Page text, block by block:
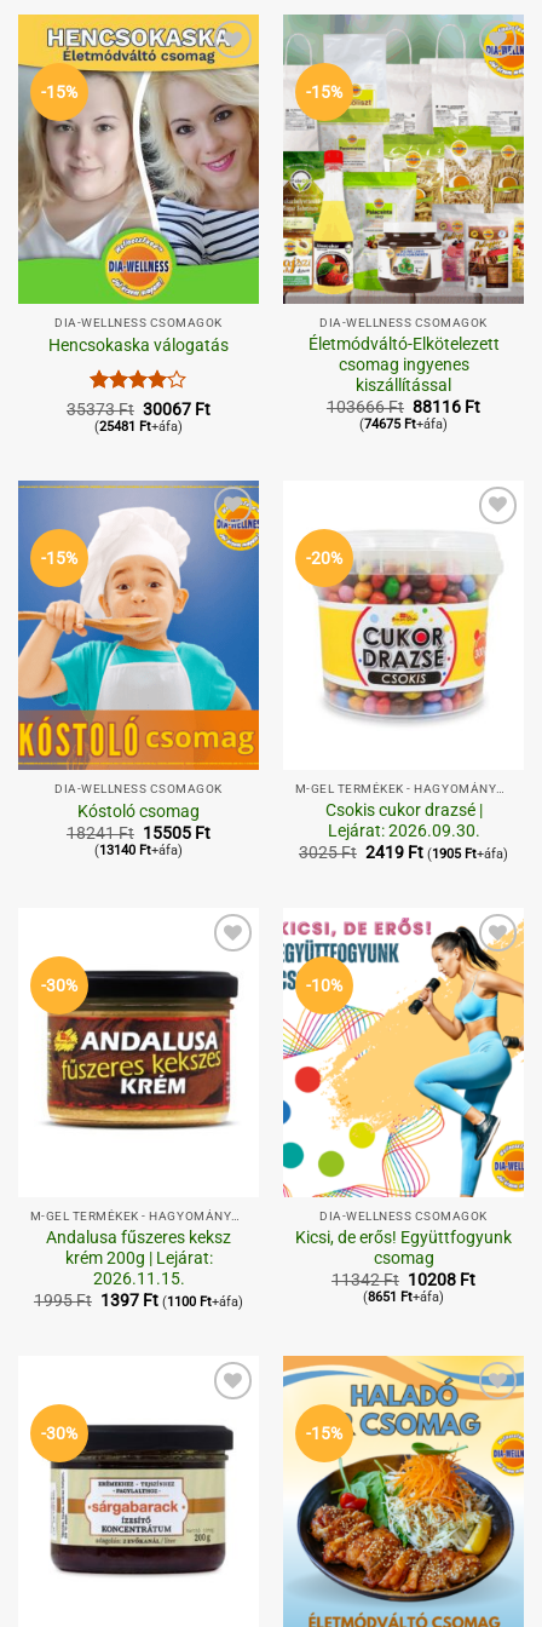
-15%
Kedvenceimhez
DIA-WELLNESS CSOMAGOK
Hencsokaska válogatás
Értékelés:
4/ 5
35373Ft Original
price
30067 FtCurrent
(25481 Ft+áfa)
-15%
Kedvenceimhez
DIA-WELLNESS CSOMAGOK
Életmódváltó-Elkötelezett
csomag ingyenes
kiszállítással
103666Ft Original
price
was:
88116 FtCurrent
(74675 Ft+áfa)
-15%
Kedvenceimhez
DIA-WELLNESS CSOMAGOK
Kóstoló csomag
18241Ft Original
price
15505 FtCurrent
(13140 Ft+áfa)
-20%
Csokis cukor drazsé |
Lejárat: 2026.09.30.
3025Ft Original
2419 FtCurrent
price
(1905 Ft+áfa)
-30%
Kedvenceimhez
M-GEL TERMÉKEK - HAGYOMÁNYOS,
Andalusa fűszeres keksz
krém 200g | Lejárat:
2026.11.15.
1995Ft Original
1397 FtCurrent
price
(1100 Ft+áfa)
-10%
Kedvenceimhez
DIA-WELLNESS CSOMAGOK
Kicsi, de erős! Együttfogyunk
csomag
11342Ft Original
price
was:
10208 FtCurrent
(8651 Ft+áfa)
-30% -15%
Kedvenceimhez